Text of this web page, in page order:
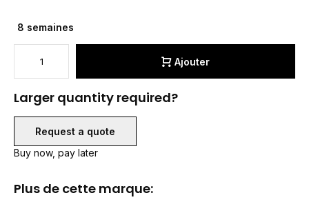
8 semaines
Ajouter
Larger quantity required?
Request a quote
Buy now, pay later
Plus de cette marque: